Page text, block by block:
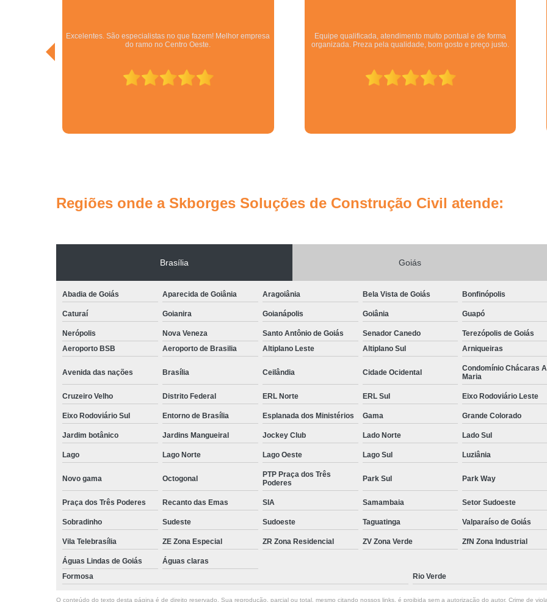
Gerenciamento de
Empresa de Arquitetura e
Empresa de Gestão de Custos
Empresa de Gestão e
Empresa Especialista em Gestão de
Gestão de Obras
Gestão de Obras de
Gerenciamento de Implantação
Gerenciamento de Obras Arquitetura
Gerenciamento de Obras em
Gerenciamento e Execução de Obras
Gerenciamento e Implementação de
Gerenciamento Obras Comerciais
Empresa de Gestão de Obras
Gestão
Gestão de Obras e Projetos
Gestão de
Gestão de Projetos em Obras Civis
Gestão em Obras
Serviço de
Neuroarquitetura Comercial
Neuroarquitetura em Goiânia
Neuroarquitetura Empresarial
Excelentes. São especialistas no que fazem! Melhor empresa
do ramo no Centro Oeste.
Equipe qualificada, atendimento muito pontual e de forma
organizada. Preza pela qualidade, bom gosto e preço justo.
Regiões onde a Skborges Soluções de Construção Civil atende:
Brasília Goiás
Abadia de Goiás Aparecida de Goiânia Aragoiânia Bela Vista de Goiás Bonfinópolis
Caturaí Goianira Goianápolis Goiânia Guapó
Nerópolis Nova Veneza Santo Antônio de Goiás Senador Canedo Terezópolis de Goiás
Aeroporto BSB
Aeroporto de Brasilia Altiplano Leste Altiplano Sul Arniqueiras
Avenida das nações Brasília Ceilândia Cidade Ocidental
Condomínio Chácaras
Maria
Cruzeiro Velho Distrito Federal ERL Norte ERL Sul Eixo Rodoviário Leste
Eixo Rodoviário Sul Entorno de Brasília Esplanada dos Ministérios Gama Grande Colorado
Jardim botânico Jardins Mangueiral Jockey Club Lado Norte Lado Sul
Lago Lago Norte Lago Oeste Lago Sul Luziânia
Novo gama Octogonal
PTP Praça dos Três
Poderes
Park Sul Park Way
Praça dos Três Poderes Recanto das Emas SIA Samambaia Setor Sudoeste
Sobradinho Sudeste Sudoeste Taguatinga Valparaíso de Goiás
Vila Telebrasília ZE Zona Especial ZR Zona Residencial ZV Zona Verde ZfN Zona Industrial
Águas Lindas de Goiás
Águas claras
Formosa
Rio Verde
O conteúdo do texto desta página é de direito reservado. Sua reprodução, parcial ou total, mesmo citando nossos links, é proibida sem a autorização do autor. Crime de